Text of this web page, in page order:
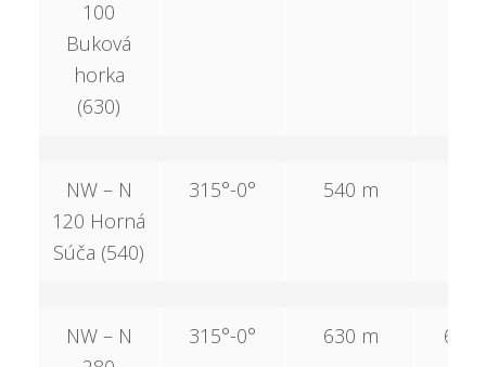
100
Buková
horka
(630)
NW – N
120 Horná
Súča (540)
315°-0° 540 m
NW – N
315°-0° 630 m 630